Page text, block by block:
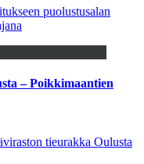
puolustusalan
– Poikkimaantien
tieurakka Oulusta